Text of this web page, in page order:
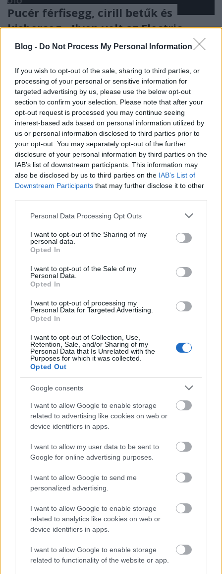
Blog - Do Not Process My Personal Information
If you wish to opt-out of the sale, sharing to third parties, or
processing of your personal or sensitive information for
targeted advertising by us, please use the below opt-out
section to confirm your selection. Please note that after your
opt-out request is processed you may continue seeing
interest-based ads based on personal information utilized by
us or personal information disclosed to third parties prior to
your opt-out. You may separately opt-out of the further
disclosure of your personal information by third parties on the
IAB’s list of downstream participants. This information may
also be disclosed by us to third parties on the IAB’s List of
Downstream Participants that may further disclose it to other
Please note that this website/app uses one or more Google
not limited to your visit or usage behaviour. You may click to
grant or deny consent to Google and its third-party tags to
use your data for below specified purposes in below Google
consent section.
Personal Data Processing Opt Outs
I want to opt-out of the Sharing of my
personal data.
Opted In
I want to opt-out of the Sale of my
Personal Data.
Opted In
I want to opt-out of processing my
Personal Data for Targeted Advertising.
Opted In
I want to opt-out of Collection, Use,
Retention, Sale, and/or Sharing of my
Personal Data that Is Unrelated with the
Purposes for which it was collected.
Opted Out
Google consents
I want to allow Google to enable storage
related to advertising like cookies on web or
device identifiers in apps.
I want to allow my user data to be sent to
Google for online advertising purposes.
I want to allow Google to send me
personalized advertising.
I want to allow Google to enable storage
related to analytics like cookies on web or
device identifiers in apps.
I want to allow Google to enable storage
related to functionality of the website or app.
Pucér férfisegg, cirill betűk és
kisherceg - Ilyen volt az Electric
Castle fesztivál ötödik napja
Az Electric Castle fesztivál utolsó napja remek line-
uppal várt. Fotógaléria.
Jared Leto esete a pöttyös labdákkal
- Thirty Seconds To Mars a Budapest
Parkban
FRecorder•2019. július 27.
A Leto tesók zenekara járt már párszor
Magyarországon, önálló koncertet azonban most, a
Budapest Parkban adtak először, mi pedig ott
voltunk a kameránkkal, hogy megörökítsük a nagy
eseményt.
Hagyd kint a valóságot! – Ezt kéri a